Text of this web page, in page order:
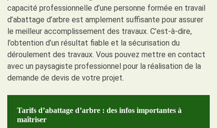
capacité professionnelle d’une personne formée en travail
d’abattage d’arbre est amplement suffisante pour assurer
le meilleur accomplissement des travaux. C’est-à-dire,
l’obtention d’un résultat fiable et la sécurisation du
déroulement des travaux. Vous pouvez mettre en contact
avec un paysagiste professionnel pour la réalisation de la
demande de devis de votre projet.
Tarifs d’abattage d’arbre : des infos importantes à
maîtriser